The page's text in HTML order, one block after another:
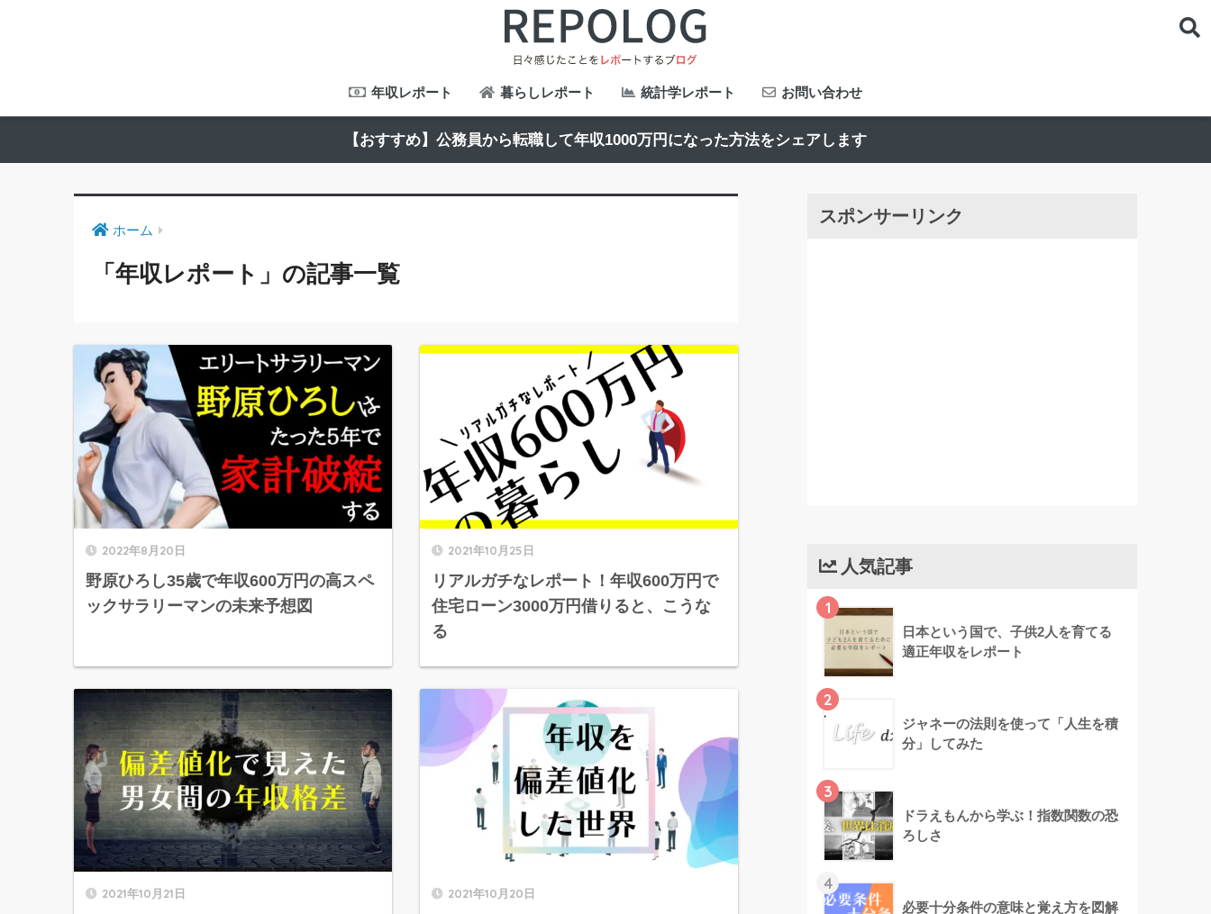
年収レポート 暮らしレポート 統計学レポート お問い合わせ
【おすすめ】公務員から転職して年収1000万円になった方法をシェアします
ホーム
「年収レポート」の記事一覧
2022年8月20日
野原ひろし35歳で年収600万円の高スペ
ックサラリーマンの未来予想図
2021年10月25日
リアルガチなレポート！年収600万円で
住宅ローン3000万円借りると、こうな
る
2021年10月21日 2021年10月20日
スポンサーリンク
人気記事
1
日本という国で、子供2人を育てる
適正年収をレポート
2
ジャネーの法則を使って「人生を積
分」してみた
3
ドラえもんから学ぶ！指数関数の恐
ろしさ
4
必要十分条件の意味と覚え方を図解